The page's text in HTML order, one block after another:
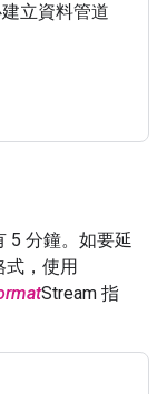
立資料管道
5 分鐘。如要延
式，使用
Stream 指